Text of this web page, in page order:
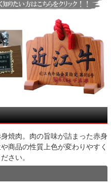
焼肉。肉の旨味が詰まった赤身
商品の性質上色が変わりやすく
さい。